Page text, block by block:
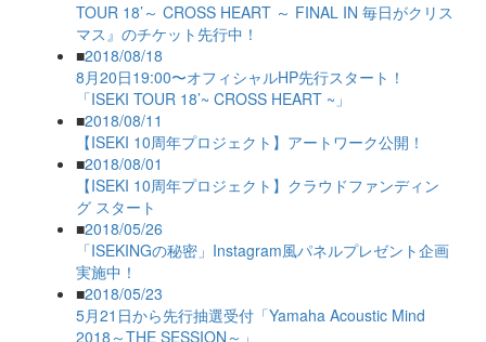
TOUR 18’～ CROSS HEART ～ FINAL IN 毎日がクリス
マス』のチケット先行中！
■2018/08/18
8月20日19:00〜オフィシャルHP先行スタート！
「ISEKI TOUR 18’~ CROSS HEART ~」
■2018/08/11
【ISEKI 10周年プロジェクト】アートワーク公開！
■2018/08/01
【ISEKI 10周年プロジェクト】クラウドファンディン
グ スタート
■2018/05/26
「ISEKINGの秘密」Instagram風パネルプレゼント企画
実施中！
■2018/05/23
5月21日から先行抽選受付「Yamaha Acoustic Mind
2018～THE SESSION～」